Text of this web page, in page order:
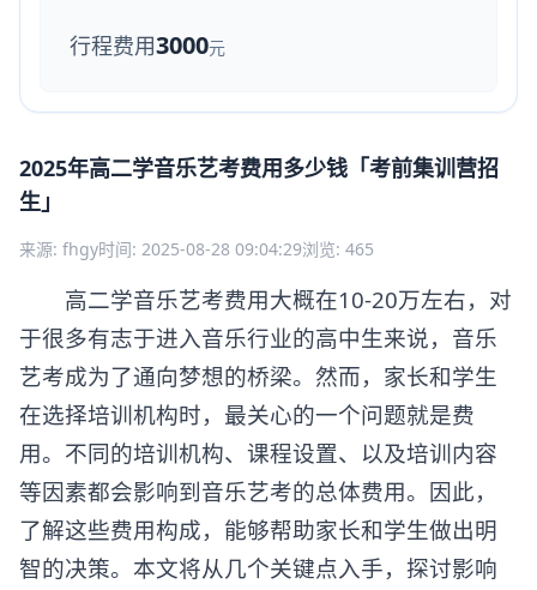
行程费用3000元
2025年高二学音乐艺考费用多少钱「考前集训营招
生」
来源: fhgy时间: 2025-08-28 09:04:29浏览: 465
高二学音乐艺考费用大概在10-20万左右，对
于很多有志于进入音乐行业的高中生来说，音乐
艺考成为了通向梦想的桥梁。然而，家长和学生
在选择培训机构时，最关心的一个问题就是费
用。不同的培训机构、课程设置、以及培训内容
等因素都会影响到音乐艺考的总体费用。因此，
了解这些费用构成，能够帮助家长和学生做出明
智的决策。本文将从几个关键点入手，探讨影响